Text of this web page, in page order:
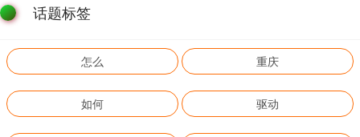
话题标签
怎么 重庆
如何 驱动